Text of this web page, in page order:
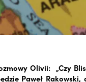
Olivii: „Czy
Paweł